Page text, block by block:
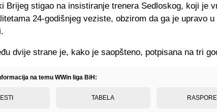
Brijeg stigao na insistiranje trenera Sedloskog, koji je
24-godišnjeg veziste, obzirom da ga je upravo u
dvije strane je, kako je saopšteno, potpisana na tri
na temu WWin liga BiH:
TABELA